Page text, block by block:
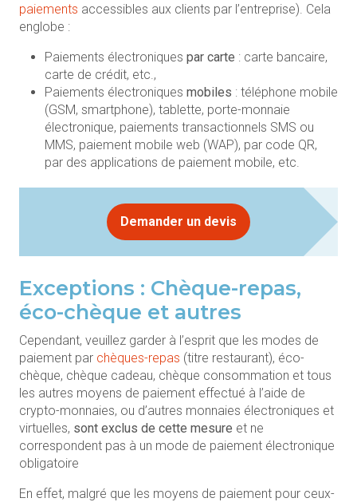
paiements accessibles aux clients par l’entreprise). Cela
englobe :
Paiements électroniques par carte : carte bancaire,
carte de crédit, etc.,
Paiements électroniques mobiles : téléphone mobile
(GSM, smartphone), tablette, porte-monnaie
électronique, paiements transactionnels SMS ou
MMS, paiement mobile web (WAP), par code QR,
par des applications de paiement mobile, etc.
Demander un devis
Exceptions : Chèque-repas,
éco-chèque et autres
Cependant, veuillez garder à l’esprit que les modes de
paiement par chèques-repas (titre restaurant), éco-
chèque, chèque cadeau, chèque consommation et tous
les autres moyens de paiement effectué à l’aide de
crypto-monnaies, ou d’autres monnaies électroniques et
virtuelles, sont exclus de cette mesure et ne
correspondent pas à un mode de paiement électronique
obligatoire
En effet, malgré que les moyens de paiement pour ceux-